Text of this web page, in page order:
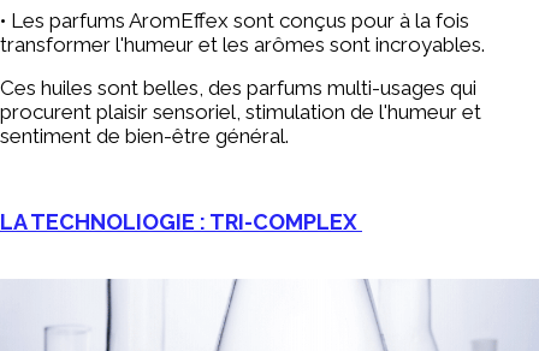
• Les parfums AromEffex sont conçus pour à la fois
transformer l'humeur et les arômes sont incroyables.
Ces huiles sont belles, des parfums multi-usages qui
procurent plaisir sensoriel, stimulation de l'humeur et
sentiment de bien-être général.
LA TECHNOLIOGIE : TRI-COMPLEX